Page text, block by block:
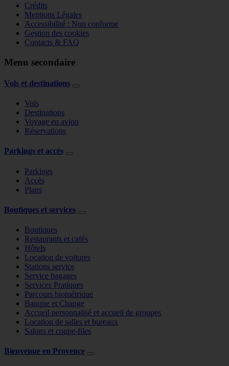
Crédits
Mentions Légales
Accessibilité : Non conforme
Gestion des cookies
Contacts & FAQ
Menu secondaire
Vols et destinations
Vols
Destinations
Voyage en avion
Réservations
Parkings et accès
Parkings
Accès
Plans
Boutiques et services
Boutiques
Restaurants et cafés
Hôtels
Location de voitures
Stations service
Service bagages
Services Pratiques
Parcours biométrique
Banque et Change
Accueil personnalisé et accueil de groupes
Location de salles et bureaux
Salons et coupe-files
Bienvenue en Provence